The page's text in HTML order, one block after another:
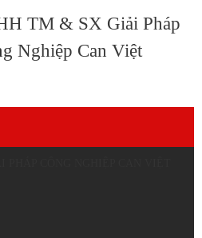
TM & SX Giải Pháp
Nghiệp Can Việt